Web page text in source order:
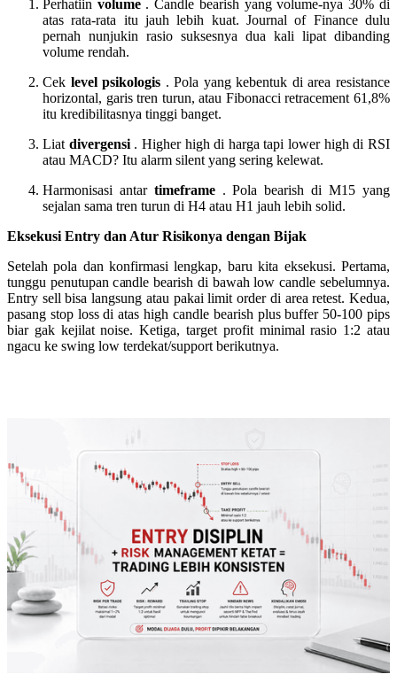
Perhatiin volume . Candle bearish yang volume-nya 30% di
atas rata-rata itu jauh lebih kuat. Journal of Finance dulu
pernah nunjukin rasio suksesnya dua kali lipat dibanding
volume rendah.
Cek level psikologis . Pola yang kebentuk di area resistance
horizontal, garis tren turun, atau Fibonacci retracement 61,8%
itu kredibilitasnya tinggi banget.
Liat divergensi . Higher high di harga tapi lower high di RSI
atau MACD? Itu alarm silent yang sering kelewat.
Harmonisasi antar timeframe . Pola bearish di M15 yang
sejalan sama tren turun di H4 atau H1 jauh lebih solid.
Eksekusi Entry dan Atur Risikonya dengan Bijak
Setelah pola dan konfirmasi lengkap, baru kita eksekusi. Pertama,
tunggu penutupan candle bearish di bawah low candle sebelumnya.
Entry sell bisa langsung atau pakai limit order di area retest. Kedua,
pasang stop loss di atas high candle bearish plus buffer 50-100 pips
biar gak kejilat noise. Ketiga, target profit minimal rasio 1:2 atau
ngacu ke swing low terdekat/support berikutnya.